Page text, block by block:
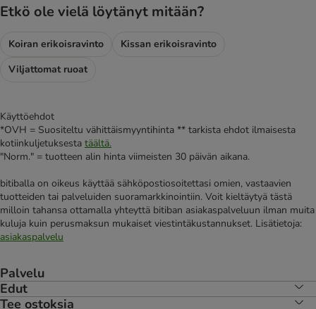
Etkö ole vielä löytänyt mitään?
Koiran erikoisravinto
Kissan erikoisravinto
Viljattomat ruoat
Käyttöehdot
*OVH = Suositeltu vähittäismyyntihinta ** tarkista ehdot ilmaisesta
kotiinkuljetuksesta täältä.
"Norm." = tuotteen alin hinta viimeisten 30 päivän aikana.
bitiballa on oikeus käyttää sähköpostiosoitettasi omien, vastaavien
tuotteiden tai palveluiden suoramarkkinointiin. Voit kieltäytyä tästä
milloin tahansa ottamalla yhteyttä bitiban asiakaspalveluun ilman muita
kuluja kuin perusmaksun mukaiset viestintäkustannukset. Lisätietoja:
asiakaspalvelu
Palvelu
Edut
Tee ostoksia